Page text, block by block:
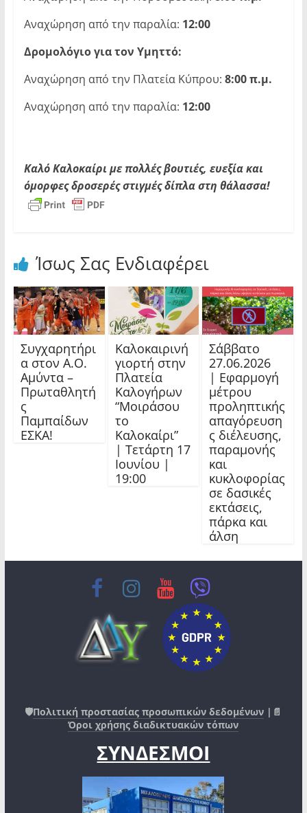
Αναχώρηση από την παραλία: 12:00
Δρομολόγιο για τον Υμηττό:
Αναχώρηση από την Πλατεία Κύπρου: 8:00 π.μ.
Αναχώρηση από την παραλία: 12:00
Καλό Καλοκαίρι με πολλές βουτιές, ευεξία και
όμορφες δροσερές στιγμές δίπλα στη θάλασσα!
Ίσως Σας Ενδιαφέρει
Συγχαρητήρι
α στον Α.Ο.
Αμύντα –
Πρωταθλητή
ς
Παμπαίδων
ΕΣΚΑ!
Καλοκαιρινή
γιορτή στην
Πλατεία
Καλογήρων
“Μοιράσου
το
Καλοκαίρι”
| Τετάρτη 17
Ιουνίου |
19:00
Σάββατο
27.06.2026
| Εφαρμογή
μέτρου
προληπτικής
απαγόρευση
ς διέλευσης,
παραμονής
και
κυκλοφορίας
σε δασικές
εκτάσεις,
πάρκα και
άλση
🛡️Πολιτική προστασίας προσωπικών δεδομένων |📄
Όροι χρήσης διαδικτυακών τόπων
ΣΥΝΔΕΣΜΟΙ